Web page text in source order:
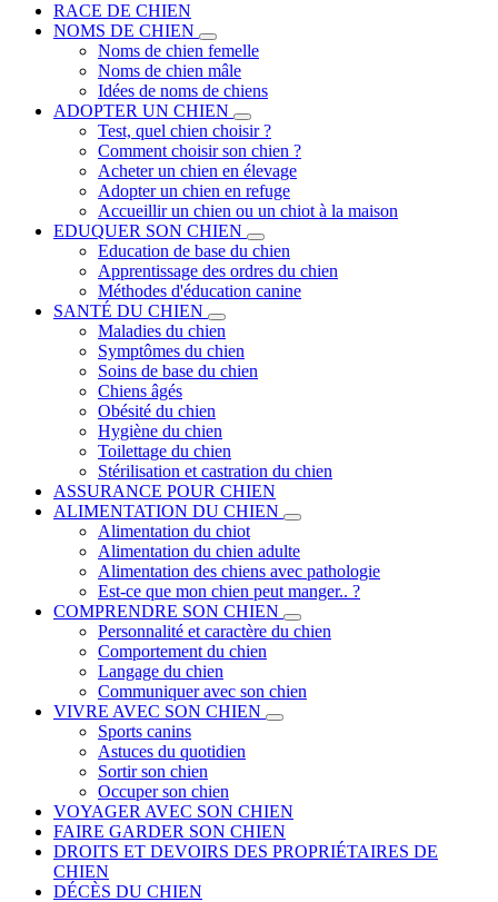
RACE DE CHIEN
NOMS DE CHIEN
Noms de chien femelle
Noms de chien mâle
Idées de noms de chiens
ADOPTER UN CHIEN
Test, quel chien choisir ?
Comment choisir son chien ?
Acheter un chien en élevage
Adopter un chien en refuge
Accueillir un chien ou un chiot à la maison
EDUQUER SON CHIEN
Education de base du chien
Apprentissage des ordres du chien
Méthodes d'éducation canine
SANTÉ DU CHIEN
Maladies du chien
Symptômes du chien
Soins de base du chien
Chiens âgés
Obésité du chien
Hygiène du chien
Toilettage du chien
Stérilisation et castration du chien
ASSURANCE POUR CHIEN
ALIMENTATION DU CHIEN
Alimentation du chiot
Alimentation du chien adulte
Alimentation des chiens avec pathologie
Est-ce que mon chien peut manger.. ?
COMPRENDRE SON CHIEN
Personnalité et caractère du chien
Comportement du chien
Langage du chien
Communiquer avec son chien
VIVRE AVEC SON CHIEN
Sports canins
Astuces du quotidien
Sortir son chien
Occuper son chien
VOYAGER AVEC SON CHIEN
FAIRE GARDER SON CHIEN
DROITS ET DEVOIRS DES PROPRIÉTAIRES DE
CHIEN
DÉCÈS DU CHIEN